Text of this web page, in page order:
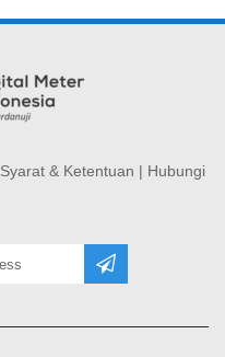
Syarat & Ketentuan | Hubungi